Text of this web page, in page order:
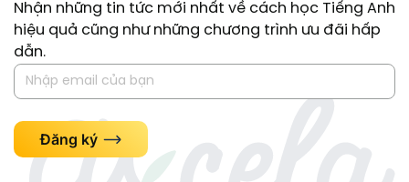
Nhận những tin tức mới nhất về cách học Tiếng Anh
hiệu quả cũng như những chương trình ưu đãi hấp
dẫn.
Đăng ký